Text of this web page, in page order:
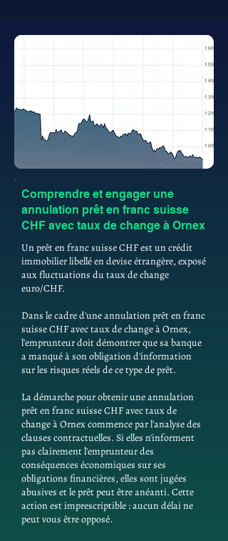
Comprendre et engager une
annulation prêt en franc suisse
CHF avec taux de change à Ornex
Un prêt en franc suisse CHF est un crédit
immobilier libellé en devise étrangère, exposé
aux fluctuations du taux de change
euro/CHF.
Dans le cadre d'une annulation prêt en franc
suisse CHF avec taux de change à Ornex,
l'emprunteur doit démontrer que sa banque
a manqué à son obligation d'information
sur les risques réels de ce type de prêt.
La démarche pour obtenir une annulation
prêt en franc suisse CHF avec taux de
change à Ornex commence par l'analyse des
clauses contractuelles. Si elles n'informent
pas clairement l'emprunteur des
conséquences économiques sur ses
obligations financières, elles sont jugées
abusives et le prêt peut être anéanti. Cette
action est imprescriptible : aucun délai ne
peut vous être opposé.